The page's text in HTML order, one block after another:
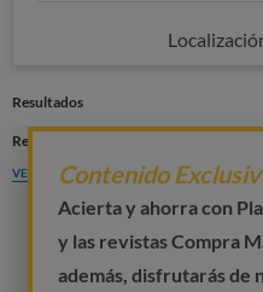
Contenido
Acierta y ahorra con
y las revistas Compra
además, disfrutarás de
Resultados
Res)
VER MÁS